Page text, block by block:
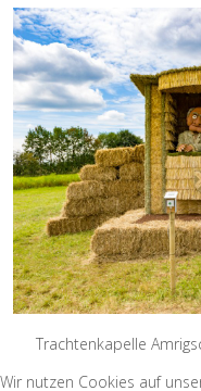
Trachtenkapelle
Wir nutzen Cookies auf